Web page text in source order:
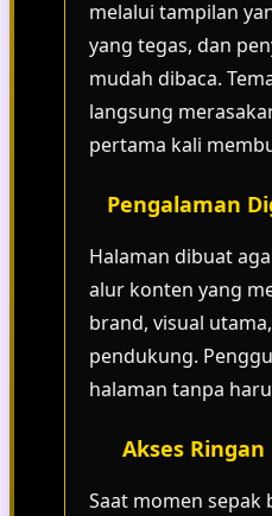
melalui tampilan
yang tegas, dan
mudah dibaca.
langsung
pertama kali
Pengalaman
Halaman dibuat
alur konten yang
brand, visual
pendukung.
halaman tanpa
Akses
Saat momen sepak